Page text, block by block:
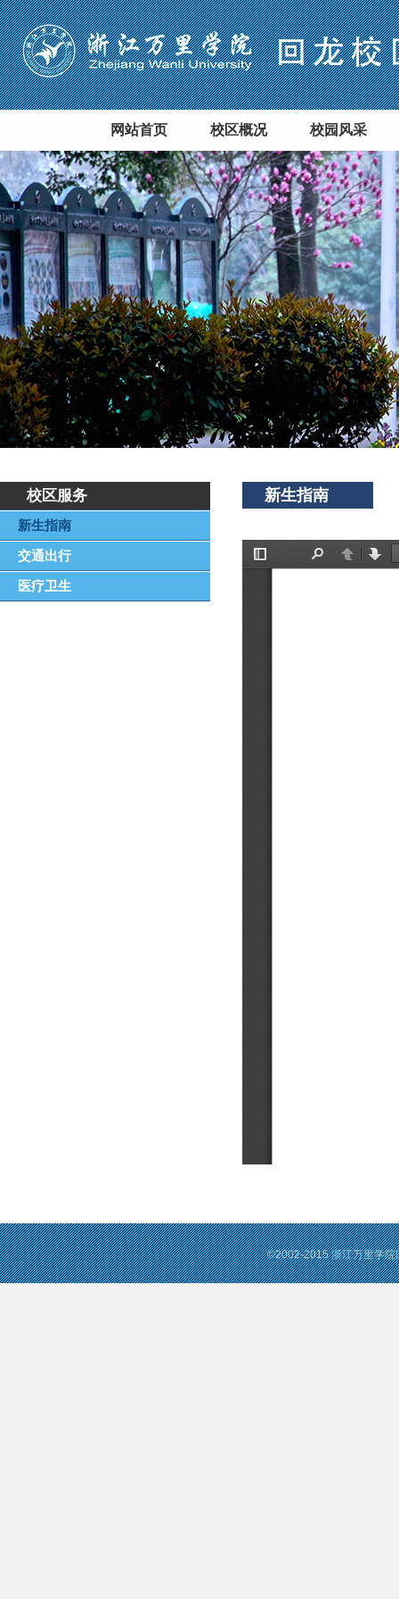
网站首页 校区概况 校园风采
校区服务
新生指南
交通出行
医疗卫生
新生指南
©2002-2015 浙江万里学